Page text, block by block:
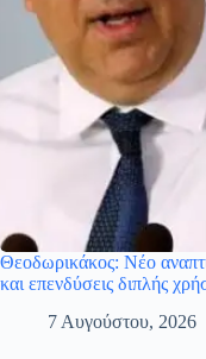
Θεοδωρικάκος: Νέο
και επενδύσεις διπλής
7 Αυγούστου, 2026